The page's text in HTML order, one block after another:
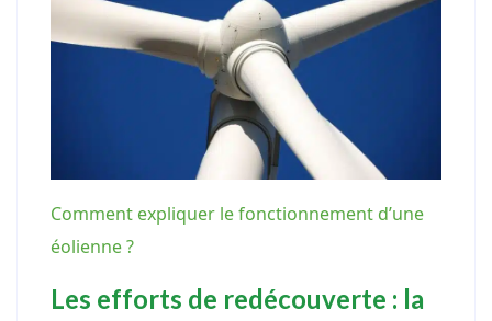
Comment expliquer le fonctionnement d’une
éolienne ?
Les efforts de redécouverte : la